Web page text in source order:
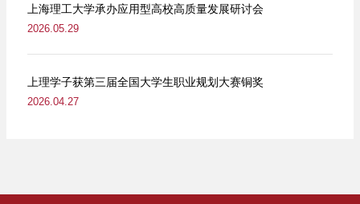
上海理工大学承办应用型高校高质量发展研讨会
2026.05.29
上理学子获第三届全国大学生职业规划大赛铜奖
2026.04.27